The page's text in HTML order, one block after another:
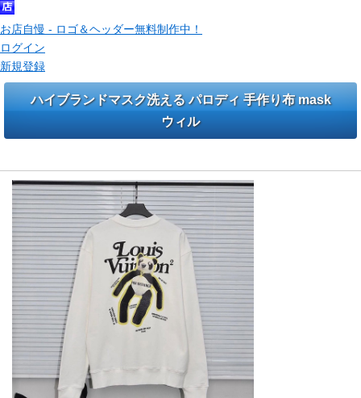
お店自慢 - ロゴ＆ヘッダー無料制作中！
ログイン
新規登録
ハイブランドマスク洗える パロディ 手作り布 mask
ウィル